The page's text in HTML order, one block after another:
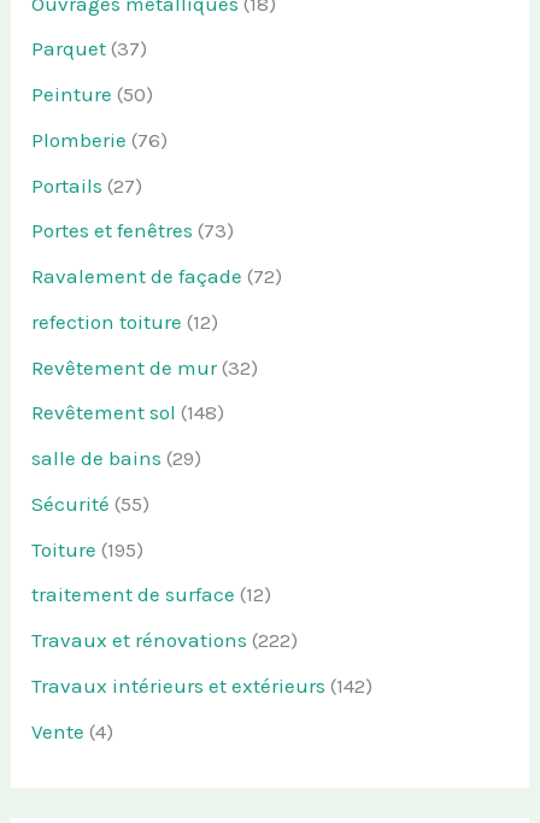
Parquet (37)
Peinture (50)
Plomberie (76)
Portails (27)
Portes et fenêtres (73)
Ravalement de façade (72)
refection toiture (12)
Revêtement de mur(32)
Revêtement sol (148)
salle de bains (29)
Sécurité (55)
Toiture (195)
traitement de surface (12)
Travaux et rénovations (222)
Travaux intérieurs et extérieurs (142)
Vente (4)